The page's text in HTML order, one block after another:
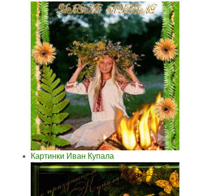
Картинки Иван Купала